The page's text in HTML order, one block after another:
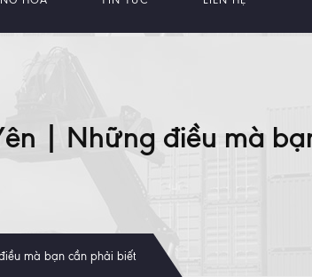
| Những điều mà
mà bạn cần phải biết